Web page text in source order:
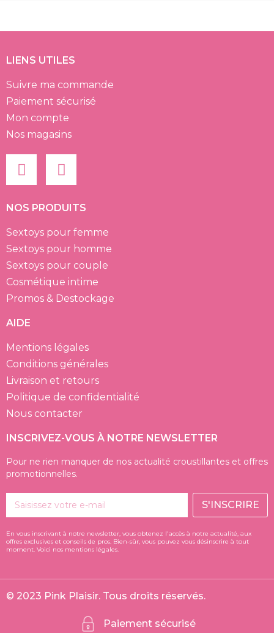
LIENS UTILES
Suivre ma commande
Paiement sécurisé
Mon compte
Nos magasins
NOS PRODUITS
Sextoys pour femme
Sextoys pour homme
Sextoys pour couple
Cosmétique intime
Promos & Destockage
AIDE
Mentions légales
Conditions générales
Livraison et retours
Politique de confidentialité
Nous contacter
INSCRIVEZ-VOUS À NOTRE NEWSLETTER
Pour ne rien manquer de nos actualité croustillantes et offres
promotionnelles.
S'INSCRIRE
En vous inscrivant à notre newsletter, vous obtenez l'accès à notre actualité, aux
offres exclusives et conseils de pros. Bien-sûr, vous pouvez vous désinscrire à tout
moment. Voici nos mentions légales.
© 2023 Pink Plaisir. Tous droits réservés.
Paiement sécurisé